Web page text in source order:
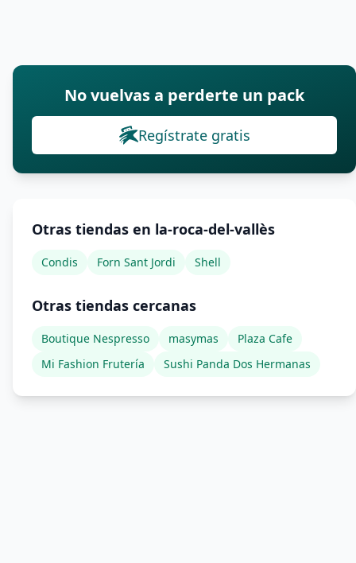
No vuelvas a perderte un pack
Regístrate gratis
Otras tiendas en la-roca-del-vallès
Condis Forn Sant Jordi Shell
Otras tiendas cercanas
Boutique Nespresso masymas
Plaza Cafe
Mi Fashion Frutería
Sushi Panda Dos Hermanas